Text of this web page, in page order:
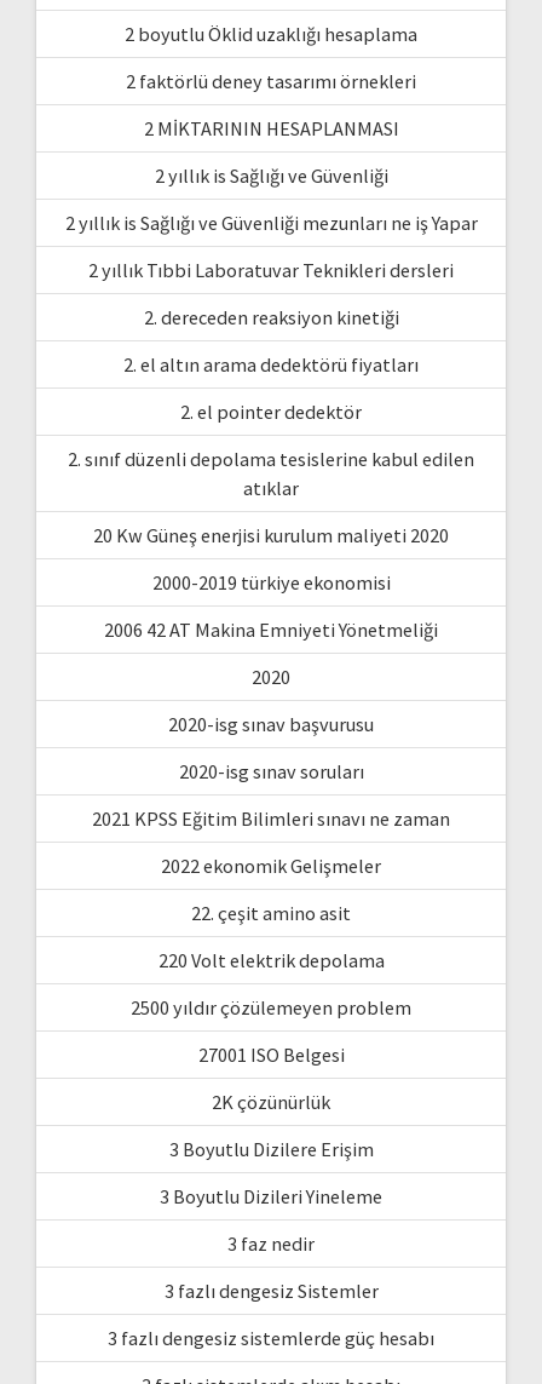
2 boyutlu Öklid uzaklığı hesaplama
2 faktörlü deney tasarımı örnekleri
2 MİKTARININ HESAPLANMASI
2 yıllık is Sağlığı ve Güvenliği
2 yıllık is Sağlığı ve Güvenliği mezunları ne iş Yapar
2 yıllık Tıbbi Laboratuvar Teknikleri dersleri
2. dereceden reaksiyon kinetiği
2. el altın arama dedektörü fiyatları
2. el pointer dedektör
2. sınıf düzenli depolama tesislerine kabul edilen
atıklar
20 Kw Güneş enerjisi kurulum maliyeti 2020
2000-2019 türkiye ekonomisi
2006 42 AT Makina Emniyeti Yönetmeliği
2020
2020-isg sınav başvurusu
2020-isg sınav soruları
2021 KPSS Eğitim Bilimleri sınavı ne zaman
2022 ekonomik Gelişmeler
22. çeşit amino asit
220 Volt elektrik depolama
2500 yıldır çözülemeyen problem
27001 ISO Belgesi
2K çözünürlük
3 Boyutlu Dizilere Erişim
3 Boyutlu Dizileri Yineleme
3 faz nedir
3 fazlı dengesiz Sistemler
3 fazlı dengesiz sistemlerde güç hesabı